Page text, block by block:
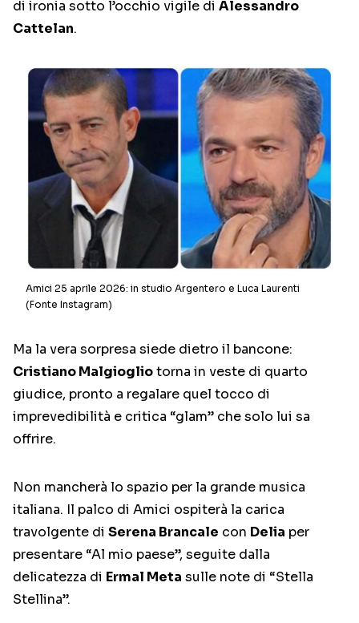
di ironia sotto l’occhio vigile di Alessandro
Cattelan.
Amici 25 aprile 2026: in studio Argentero e Luca Laurenti
(Fonte Instagram)
Ma la vera sorpresa siede dietro il bancone:
Cristiano Malgiogliotorna in veste di quarto
giudice, pronto a regalare quel tocco di
imprevedibilità e critica “glam” che solo lui sa
offrire.
Non mancherà lo spazio per la grande musica
italiana. Il palco di Amici ospiterà la carica
travolgente di Serena Brancale con Delia per
presentare “Al mio paese”, seguite dalla
delicatezza di Ermal Meta sulle note di “Stella
Stellina”.